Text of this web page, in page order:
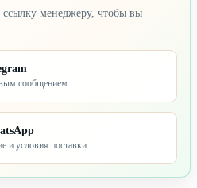
менеджеру, чтобы вы
сообщением
и условия поставки